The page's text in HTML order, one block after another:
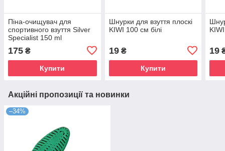
Піна-очищувач для
спортивного взуття Silver
Specialist 150 ml
175 ₴
Купити
Шнурки для взуття плоскі
KIWI 100 см білі
19₴
Купити
19
Акційні пропозиції та новинки
–34%